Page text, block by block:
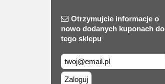
Otrzymujcie informacje o
nowo dodanych kuponach do
tego sklepu
Zaloguj